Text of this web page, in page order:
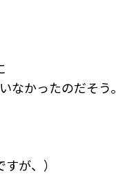
なかったのだそう。
が、）